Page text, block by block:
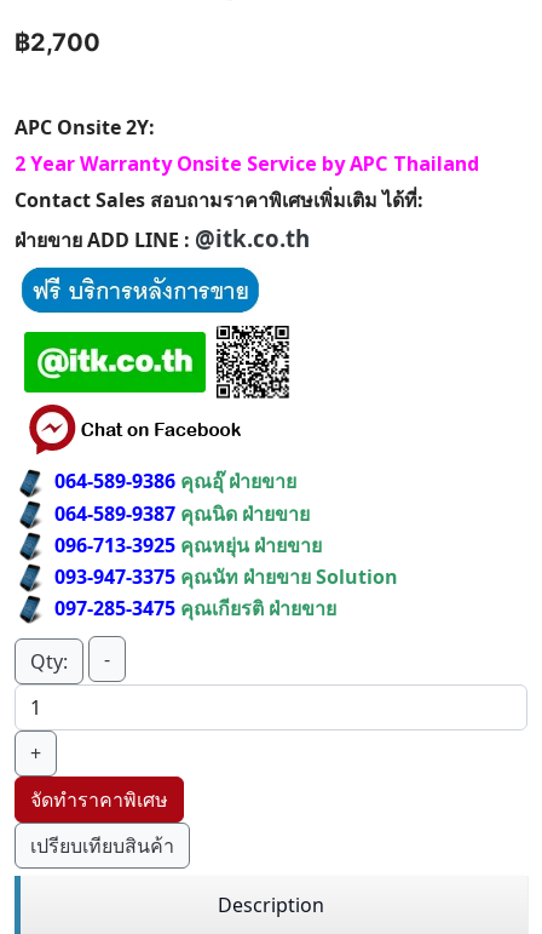
฿2,700
APC Onsite 2Y:
2 Year Warranty Onsite Service by APC Thailand
Contact Sales สอบถามราคาพิเศษเพิ่มเติม ได้ที่:
ฝ่ายขาย ADD LINE : @itk.co.th
064-589-9386 คุณอุ๊ ฝ่ายขาย
064-589-9387 คุณนิด ฝ่ายขาย
096-713-3925 คุณหยุ่น ฝ่ายขาย
093-947-3375 คุณนัท ฝ่ายขาย Solution
097-285-3475 คุณเกียรติ ฝ่ายขาย
Qty: -
+
จัดทำราคาพิเศษ
เปรียบเทียบสินค้า
Description